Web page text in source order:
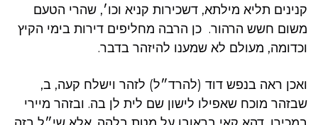
קנינים תליא מילתא, דשכירות קניא וכו׳, שהרי הטעם
משום חשש הרהור. כן הרבה מחליפים דירות בימי הקיץ
וכדומה, מעולם לא שמענו להיזהר בדבר.
ואכן ראה בנפש דוד (להרד״ל) לזהר וישלח קעה, ב,
שבזהר מוכח שאפילו לישון שם לית לן בה. ובזהר מיירי